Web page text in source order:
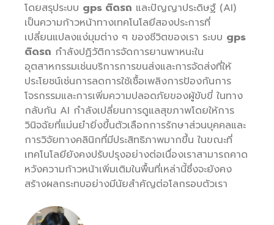
โดยสรุประบบ gps ติดรถ และปัญญาประดิษฐ์ (AI)
เป็นความก้าวหน้าทางเทคโนโลยีสองประการที่
เปลี่ยนแปลงแง่มุมต่าง ๆ ของชีวิตของเรา ระบบ gps
ติดรถ กำลังปฏิวัติการจัดการยานพาหนะใน
อุตสาหกรรมเช่นบริการการขนส่งและการจัดส่งที่ให้
ประโยชน์เช่นการลดการใช้เชื้อเพลิงการป้องกันการ
โจรกรรมและการเพิ่มความปลอดภัยของผู้ขับขี่ ในทาง
กลับกัน AI กำลังเปลี่ยนการดูแลสุขภาพโดยให้การ
วินิจฉัยที่แม่นยำยิ่งขึ้นตัวเลือกการรักษาส่วนบุคคลและ
การวิจัยทางคลินิกที่มีประสิทธิภาพมากขึ้น ในขณะที่
เทคโนโลยียังคงปรับปรุงอย่างต่อเนื่องเราสามารถคาด
หวังความก้าวหน้าเพิ่มเติมในพื้นที่เหล่านี้ซึ่งจะยังคง
สร้างผลกระทบอย่างมีนัยสำคัญต่อโลกรอบตัวเรา